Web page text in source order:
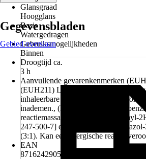
Glansgraad
Hoogglans
Basis
Watergedragen
Gebruiksmogelijkheden
Binnen
Droogtijd ca.
3 h
Aanvullende gevarenkenmerken
(EUH211) Let op! Bij verneveling
inhaleerbare druppels worden
inademen., (EUH208) Bevat 1,2-
reactiemassa van: 5-chloor-2-methyl-
247-500-7] en 2-methyl-2H-
(3:1). Kan een allergische reactie
EAN
8716242905806
Gegevensbladen
Gebied overslaan